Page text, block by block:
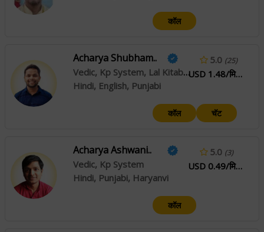
कॉल
Acharya Shubham..
Vedic, Kp System, Lal Kitab, Vastu, Tarot Reading
Hindi, English, Punjabi
5.0 (25)
USD 1.48/मिनिटे
कॉल चॅट
Acharya Ashwani..
Vedic, Kp System
Hindi, Punjabi, Haryanvi
5.0 (3)
USD 0.49/मिनिटे
कॉल